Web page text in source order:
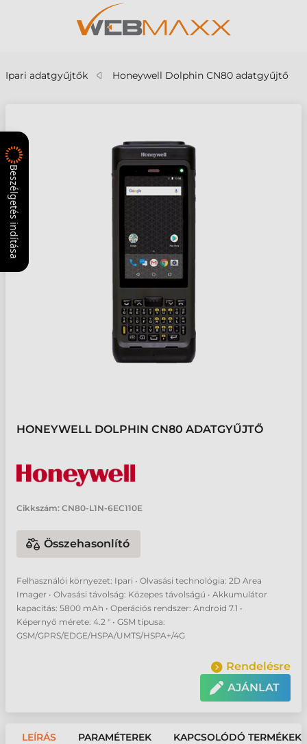
Ipari adatgyűjtők Honeywell Dolphin CN80 adatgyűjtő
HONEYWELL DOLPHIN CN80 ADATGYŰJTŐ
Cikkszám: CN80-L1N-6EC110E
Összehasonlító
Felhasználói környezet: Ipari • Olvasási technológia: 2D Area
Imager • Olvasási távolság: Közepes távolságú • Akkumulátor
kapacitás: 5800 mAh • Operációs rendszer: Android 7.1 •
Képernyő mérete: 4.2 " • GSM típusa:
GSM/GPRS/EDGE/HSPA/UMTS/HSPA+/4G
Rendelésre
AJÁNLAT
LEÍRÁS PARAMÉTEREK KAPCSOLÓDÓ TERMÉKEK
Beszélgetés indítása